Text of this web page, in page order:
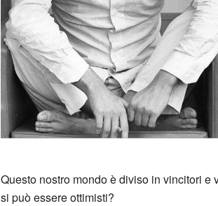
Questo nostro mondo è diviso in vincitori
si può essere ottimisti?